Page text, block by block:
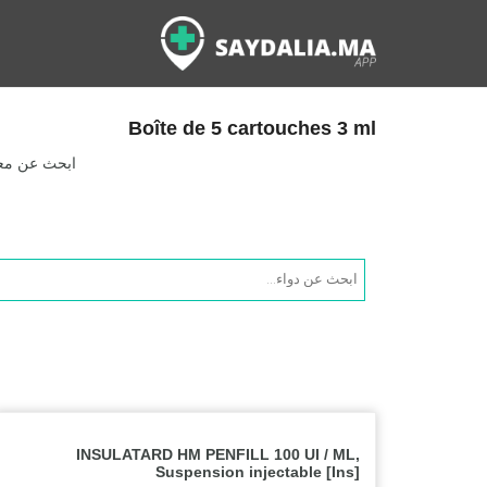
Boîte de 5 cartouches 3 ml
ابحث عن
Products
search
INSULATARD HM PENFILL 100 UI / ML,
Suspension injectable [Ins]